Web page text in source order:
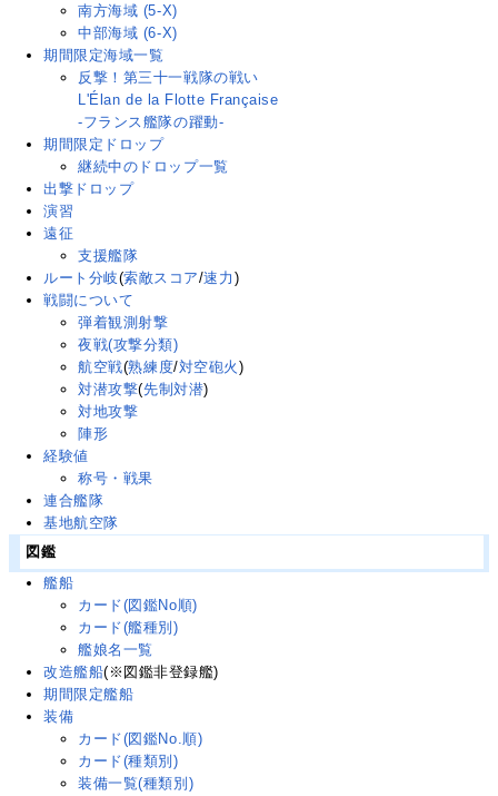
南方海域 (5-X)
中部海域 (6-X)
期間限定海域一覧
反撃！第三十一戦隊の戦い
L'Élan de la Flotte Française
-フランス艦隊の躍動-
期間限定ドロップ
継続中のドロップ一覧
出撃ドロップ
演習
遠征
支援艦隊
ルート分岐(索敵スコア/速力 )
戦闘について
弾着観測射撃
夜戦(攻撃分類)
航空戦(熟練度/対空砲火 )
対潜攻撃(先制対潜)
対地攻撃
陣形
経験値
称号・戦果
連合艦隊
基地航空隊
図鑑
艦船
カード(図鑑No順)
カード(艦種別)
艦娘名一覧
改造艦船(※図鑑非登録艦)
期間限定艦船
装備
カード(図鑑No.順)
カード(種類別)
装備一覧(種類別)